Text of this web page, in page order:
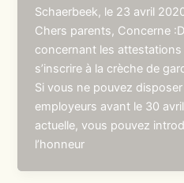
Schaerbeek, le 23 avril
Chers parents, Concerne
concernant les
s’inscrire à la crèche de
Si vous ne pouvez
employeurs avant le 30
actuelle, vous pouvez
l’honneur